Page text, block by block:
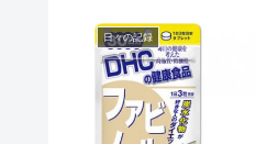
日々の記録